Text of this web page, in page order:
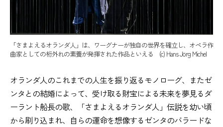
「さまよえるオランダ人」は、ワーグナーが独自の世界を確立し、オペラ作
曲家としての桁外れの素養が発揮された作品といえる (c) Hans Jörg Michel
オランダ人のこれまでの人生を振り返るモノローグ、またゼ
ンタとの結婚によって、受け取る財宝による未来を夢見るダ
ーラント船長の歌、「さまよえるオランダ人」伝説を幼い頃
から刷り込まれ、自らの運命を想像するゼンタのバラードな